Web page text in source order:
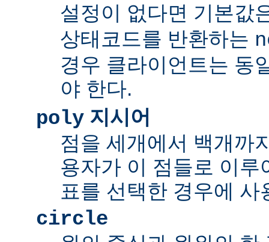
설정이 없다면 기본값
상태코드를 반환하는
경우 클라이언트는 동
야 한다.
poly 지시어
점을 세개에서 백개까
용자가 이 점들로 이루
표를 선택한 경우에 사
circle